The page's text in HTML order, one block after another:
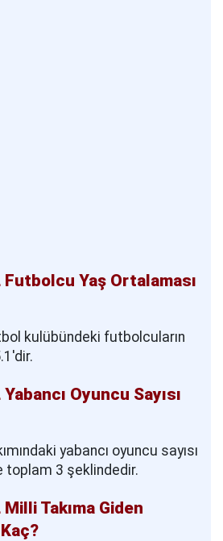
Yaş Ortalaması
kulübündeki futbolcuların
Oyuncu Sayısı
yabancı oyuncu sayısı
toplam 3 şeklindedir.
Takıma Giden